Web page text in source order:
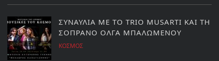
ΣΥΝΑΥΛΙΑ ΜΕ ΤΟ TRIO MUSARTI ΚΑΙ ΤΗ
ΣΟΠΡΑΝΟ ΟΛΓΑ ΜΠΑΛΩΜΕΝΟΥ
ΚΟΣΜΟΣ